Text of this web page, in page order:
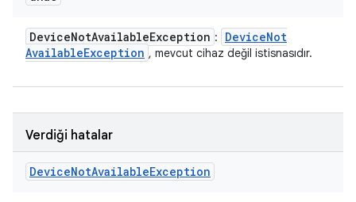
DeviceNotAvailableException : DeviceNot
AvailableException , mevcut cihaz değil istisnasıdır.
Verdiği hatalar
DeviceNotAvailableException